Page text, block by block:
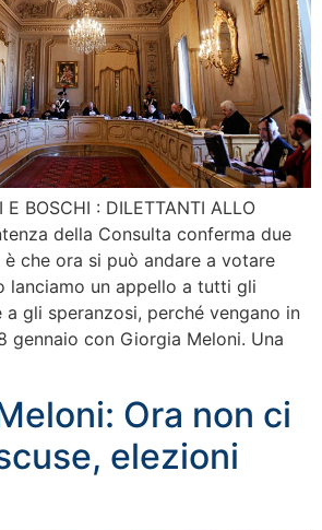
E BOSCHI : DILETTANTI ALLO
della Consulta conferma due
che ora si può andare a votare
lanciamo un appello a tutti gli
a gli speranzosi, perché vengano in
gennaio con Giorgia Meloni. Una
Ora non ci
elezioni